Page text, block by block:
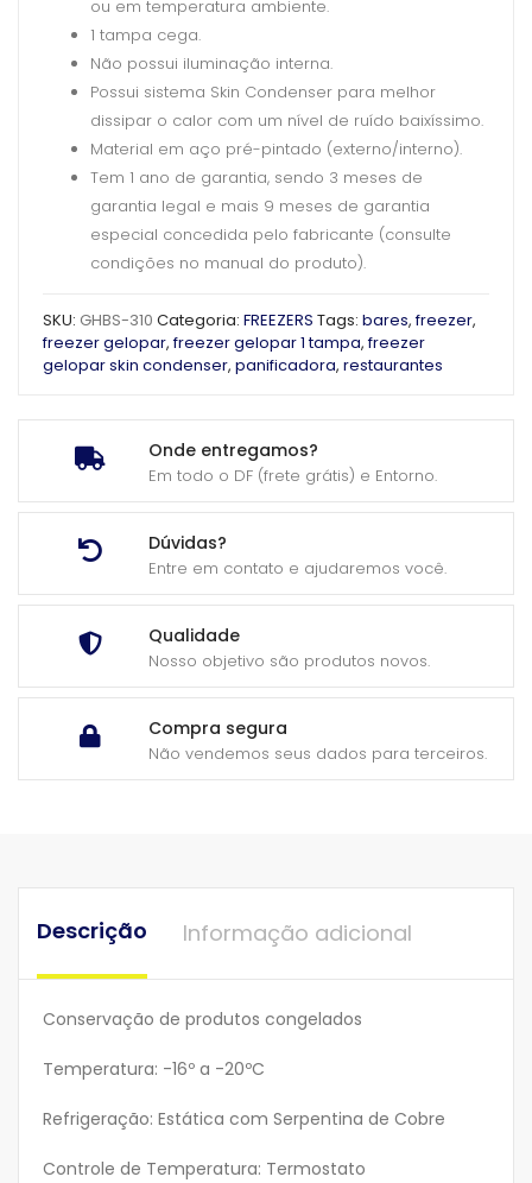
Onde entregamos?
Em todo o DF (frete grátis) e Entorno.
Dúvidas?
Entre em contato e ajudaremos você.
Qualidade
Nosso objetivo são produtos novos.
Compra segura
Não vendemos seus dados para terceiros.
ou em temperatura ambiente.
1 tampa cega.
Não possui iluminação interna.
Possui sistema Skin Condenser para melhor
dissipar o calor com um nível de ruído baixíssimo.
Material em aço pré-pintado (externo/interno).
Tem 1 ano de garantia, sendo 3 meses de
garantia legal e mais 9 meses de garantia
especial concedida pelo fabricante (consulte
condições no manual do produto).
SKU: GHBS-310 Categoria: FREEZERS Tags: bares,freezer,
freezer gelopar,freezer gelopar 1 tampa,freezer
gelopar skin condenser, panificadora, restaurantes
Descrição Informação adicional
Conservação de produtos congelados
Temperatura: -16º a -20ºC
Refrigeração: Estática com Serpentina de Cobre
Controle de Temperatura: Termostato